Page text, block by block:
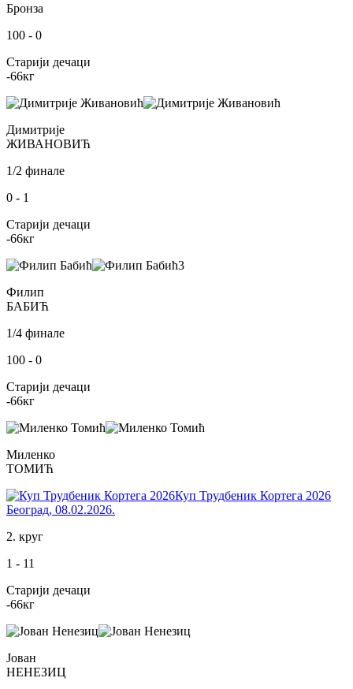
Бронза
100 - 0
Старији дечаци
-66кг
Димитрије
ЖИВАНОВИЋ
1/2 финале
0 - 1
Старији дечаци
-66кг
3
Филип
БАБИЋ
1/4 финале
100 - 0
Старији дечаци
-66кг
Миленко
ТОМИЋ
Куп Трудбеник Кортега 2026
Београд, 08.02.2026.
2. круг
1 - 11
Старији дечаци
-66кг
Јован
НЕНЕЗИЦ